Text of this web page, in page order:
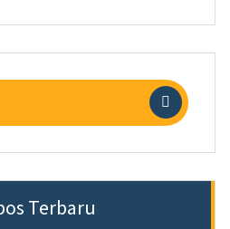
Terbaru